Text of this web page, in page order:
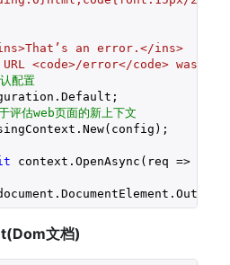
an error.</ins>
<code>/error</code> was
配置
评估web页面的新上下文
文档)